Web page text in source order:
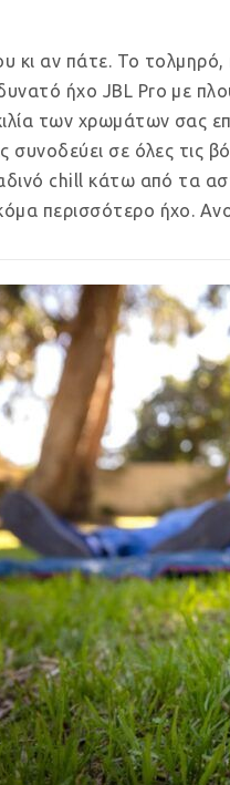
κι αν πάτε. Το
ήχο JBL Pro με
των χρωμάτων σας
συνοδεύει σε όλες τις
chill κάτω από τα
περισσότερο ήχο.